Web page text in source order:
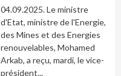
04.09.2025. Le ministre
d'Etat, ministre de l'Energie,
des Mines et des Energies
renouvelables, Mohamed
Arkab, a reçu, mardi, le vice-
président...